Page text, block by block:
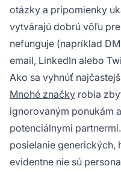
otázky a pripomienky
vytvárajú dobrú vôľu
nefunguje (napríklad
email, LinkedIn alebo
Ako sa vyhnúť
Mnohé značky robia
ignorovaným ponukám
potenciálnymi
posielanie generických,
evidentne nie sú